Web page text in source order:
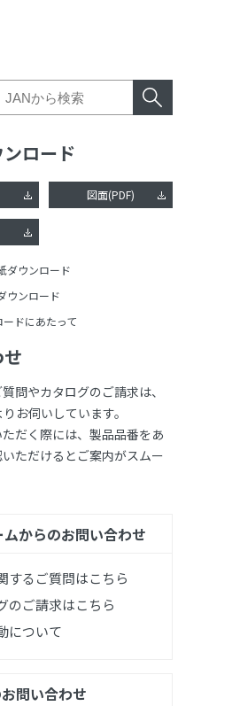
ロード
図面(PDF)
ダウンロード
ウンロード
ドにあたって
問やカタログのご請求は、
お伺いしています。
だく際には、製品品番をあ
ただけるとご案内がスムー
からのお問い合わせ
するご質問はこちら
のご請求はこちら
について
問い合わせ